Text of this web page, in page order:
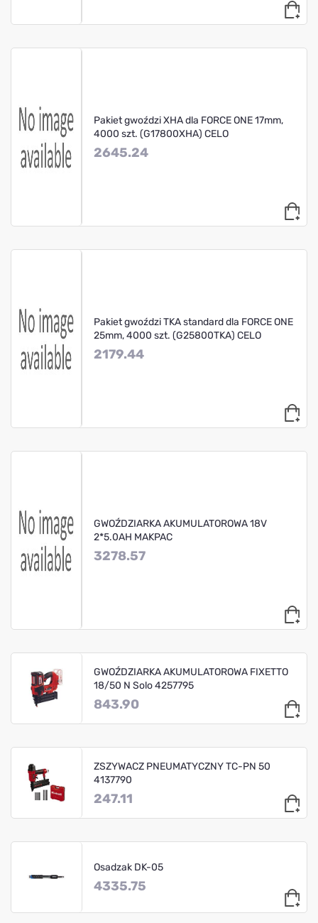
Pakiet gwoździ XHA dla FORCE ONE 17mm,
4000 szt. (G17800XHA) CELO
2645.24
Pakiet gwoździ TKA standard dla FORCE ONE
25mm, 4000 szt. (G25800TKA) CELO
2179.44
GWOŹDZIARKA AKUMULATOROWA 18V
2*5.0AH MAKPAC
3278.57
GWOŹDZIARKA AKUMULATOROWA FIXETTO
18/50 N Solo 4257795
843.90
ZSZYWACZ PNEUMATYCZNY TC-PN 50
4137790
247.11
Osadzak DK-05
4335.75